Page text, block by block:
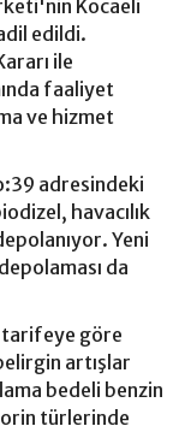
Kocaeli
edildi.
ile
faaliyet
ve hizmet
adresindeki
havacılık
Yeni
da
tarifeye göre
artışlar
bedeli benzin
türlerinde